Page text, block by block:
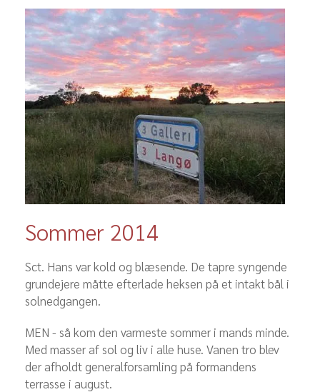
Sommer 2014
Sct. Hans var kold og blæsende. De tapre syngende
grundejere måtte efterlade heksen på et intakt bål i
solnedgangen.
MEN - så kom den varmeste sommer i mands minde.
Med masser af sol og liv i alle huse. Vanen tro blev
der afholdt generalforsamling på formandens
terrasse i august.